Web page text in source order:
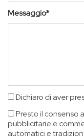
Messaggio*
Dichiaro di aver
Presto il consenso
pubblicitarie e
automatici e